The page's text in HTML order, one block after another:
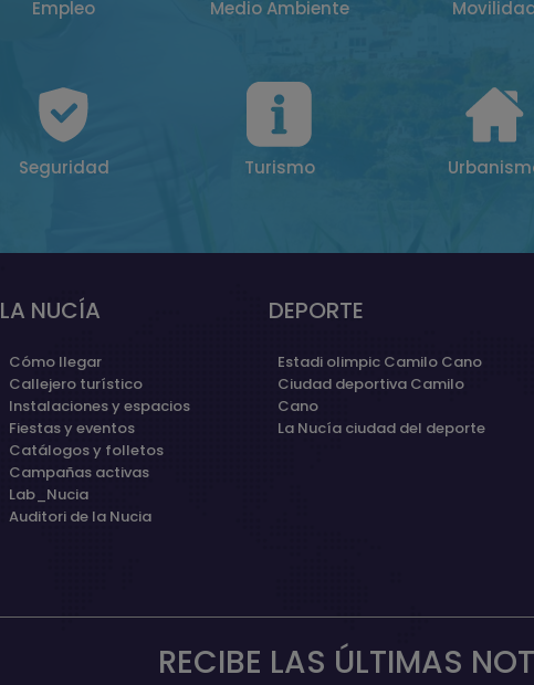
Empleo Medio Ambiente
Seguridad Turismo
LA NUCÍA
Cómo llegar
Callejero turístico
Instalaciones y espacios
Fiestas y eventos
Catálogos y folletos
Campañas activas
Lab_Nucia
Auditori de la Nucia
DEPORTE
Estadi olimpic Camilo Cano
Ciudad deportiva Camilo
Cano
La Nucía ciudad del deporte
RECIBE LAS ÚLTIMAS